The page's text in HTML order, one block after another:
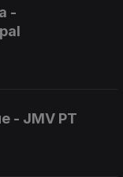
-
- JMV PT